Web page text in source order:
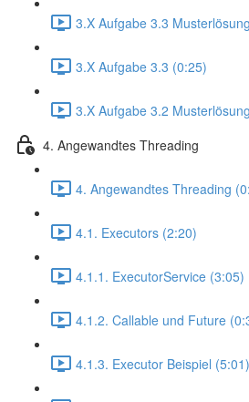
3.X Aufgabe 3.3
3.X Aufgabe 3.3 (0:25)
3.X Aufgabe 3.2
4. Angewandtes Threading
4. Angewandtes Threading
4.1. Executors (2:20)
4.1.1. ExecutorService (3:05)
4.1.2. Callable und Future
4.1.3. Executor Beispiel (5:01)